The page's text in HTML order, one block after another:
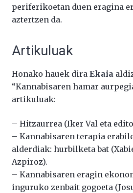
periferikoetan duen eragina
aztertzen da.
Artikuluak
Honako hauek dira Ekaia
“Kannabisaren hamar
artikuluak:
– Hitzaurrea (Iker Val eta
– Kannabisaren terapia
alderdiak: hurbilketa bat
Azpiroz).
– Kannabisaren eragin
inguruko zenbait gogoeta